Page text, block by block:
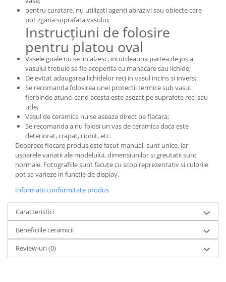
pentru curatare, nu utilizati agenti abrazivi sau obiecte care
pot zgaria suprafata vasului;
Instrucțiuni de folosire
pentru platou oval
Vasele goale nu se incalzesc, intotdeauna partea de jos a
vasului trebuie sa fie acoperita cu manacare sau lichide;
De evitat adaugarea lichidelor reci in vasul incins si invers;
Se recomanda folosirea unei protectii termice sub vasul
fierbinde atunci cand acesta este asezat pe suprafete reci sau
ude;
Vasul de ceramica nu se aseaza direct pe flacara;
Se recomanda a nu folosi un vas de ceramica daca este
deteriorat, crapat, ciobit, etc.
Deoarece fiecare produs este facut manual, sunt unice, iar
usoarele variatii ale modelului, dimensiunilor si greutatii sunt
normale. Fotografiile sunt facute cu scop reprezentativ si culorile
pot sa varieze in functie de display.
Informatii conformitate produs
Caracteristici
Beneficiile ceramicii
Review-uri(0)